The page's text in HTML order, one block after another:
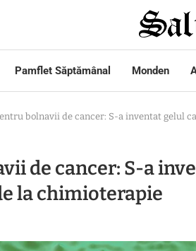
Pamflet Săptămânal Monden
bolnavii de cancer: S-a inventat gelul
de cancer: S-a
la chimioterapie